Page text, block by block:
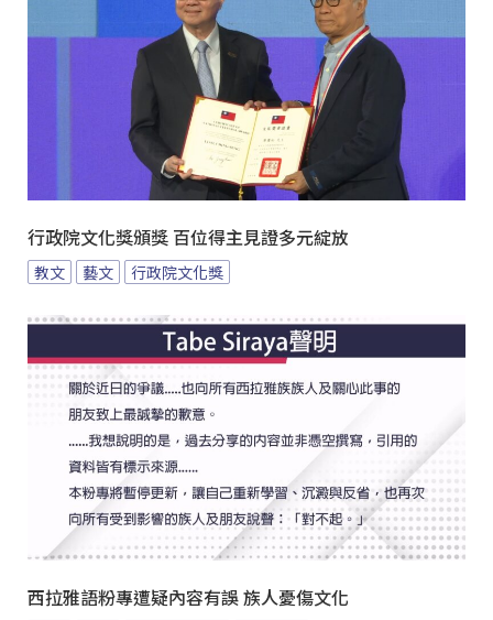
行政院文化獎頒獎 百位得主見證多元綻放
教文 藝文 行政院文化獎
西拉雅語粉專遭疑內容有誤 族人憂傷文化